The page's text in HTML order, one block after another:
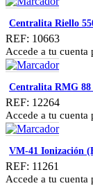
Centralita Riello
REF: 10663
Accede a tu cuenta
Centralita RMG 88
REF: 12264
Accede a tu cuenta
VM-41 Ionización
REF: 11261
Accede a tu cuenta